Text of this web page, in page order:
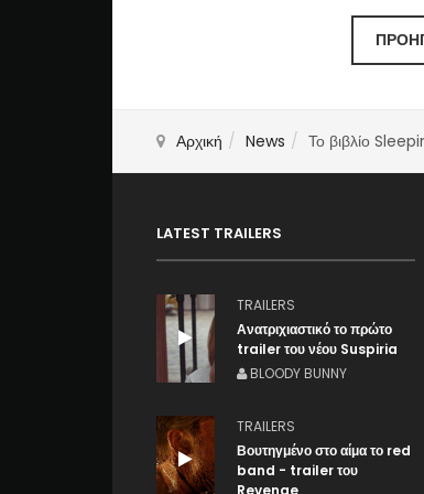
Αρχική News Το βιβλίο
LATEST TRAILERS
TRAILERS
Ανατριχιαστικό το πρώτο
trailer του νέου Suspiria
BLOODY BUNNY
TRAILERS
Βουτηγμένο στο αίμα το red
band - trailer του